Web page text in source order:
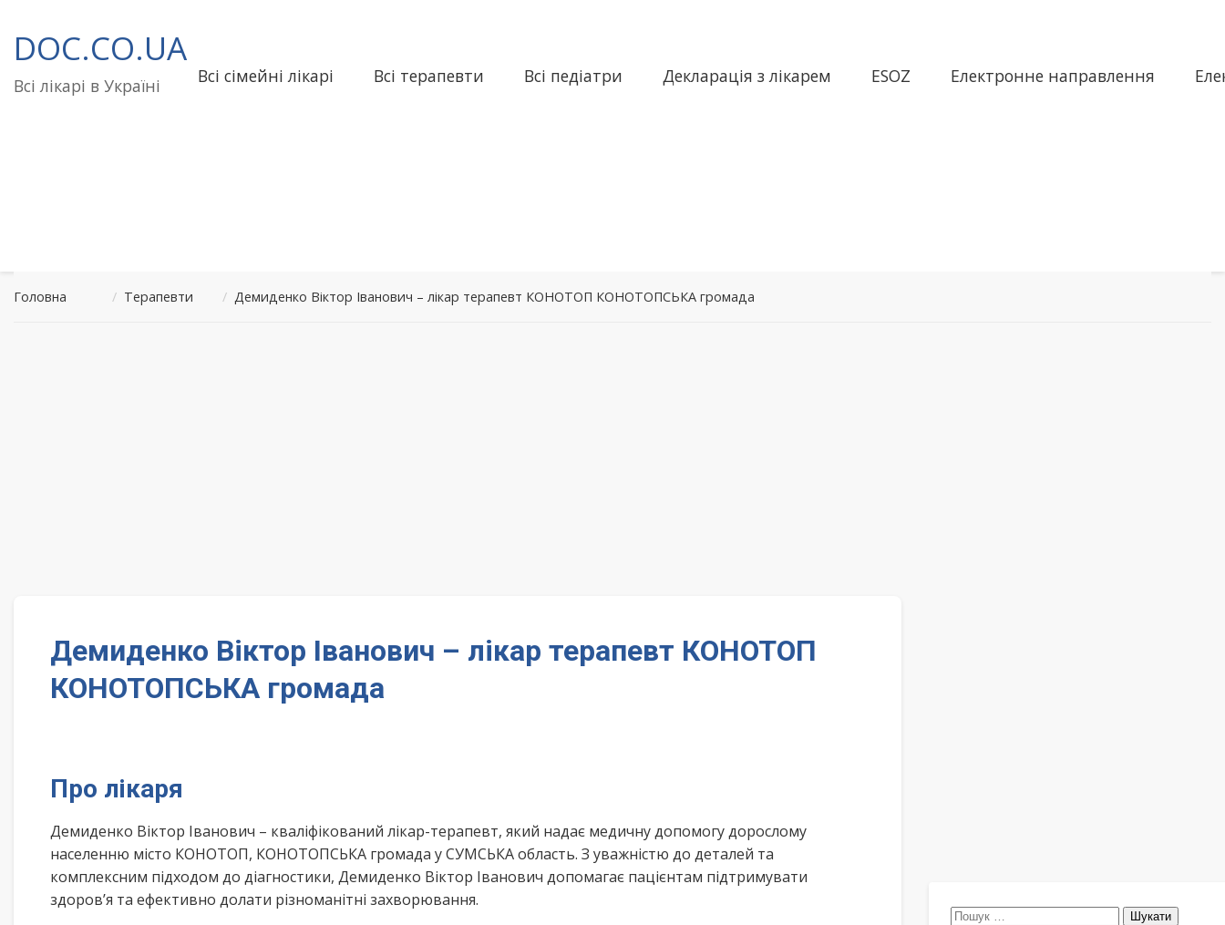
до
вмісту
DOC.CO.UA
Всі лікарі в Україні Всі сімейні лікарі Всі терапевти Всі педіатри Декларація з лікарем ESOZ Електронне направлення
Головна / Терапевти / Демиденко Віктор Іванович – лікар терапевт КОНОТОП КОНОТОПСЬКА громада
Демиденко Віктор Іванович – лікар терапевт КОНОТОП
КОНОТОПСЬКА громада
Про лікаря
Демиденко Віктор Іванович – кваліфікований лікар-терапевт, який надає медичну допомогу дорослому
населенню місто КОНОТОП, КОНОТОПСЬКА громада у СУМСЬКА область. З уважністю до деталей та
комплексним підходом до діагностики, Демиденко Віктор Іванович допомагає пацієнтам підтримувати
здоров’я та ефективно долати різноманітні захворювання.
Пошук: